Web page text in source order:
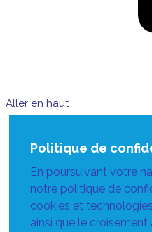
Aller en haut
Politique de
En poursuivant votre
notre politique de
cookies et
ainsi que le